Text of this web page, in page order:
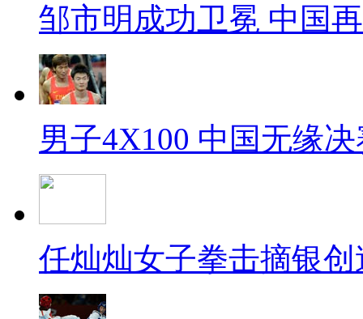
邹市明成功卫冕 中国
男子4X100 中国无缘
任灿灿女子拳击摘银